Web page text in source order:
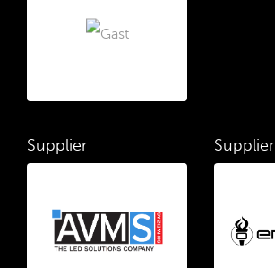
Supplier Supplier